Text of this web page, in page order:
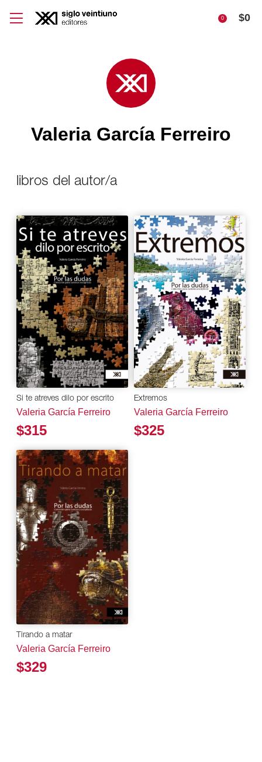
0 $0
Valeria García Ferreiro
libros del autor/a
Si te atreves dilo por escrito
Valeria García Ferreiro
$315
Extremos
Valeria García Ferreiro
$325
Tirando a matar
Valeria García Ferreiro
$329